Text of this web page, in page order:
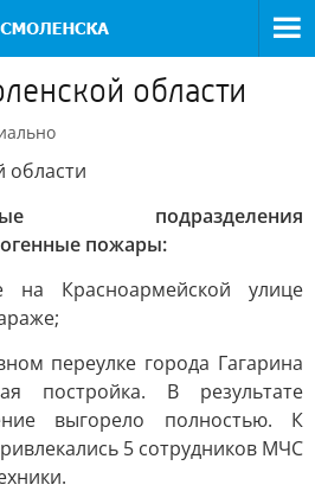
области
области
подразделения
пожары:
Красноармейской улице
переулке города Гагарина
постройка. В результате
выгорело полностью. К
5 сотрудников МЧС